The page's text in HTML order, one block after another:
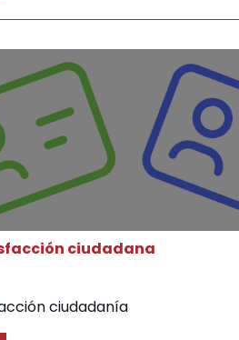
ciudadana
ciudadanía